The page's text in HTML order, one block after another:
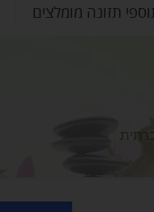
תזונה מומלצים